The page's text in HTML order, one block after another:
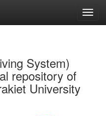
System)
repository of
University